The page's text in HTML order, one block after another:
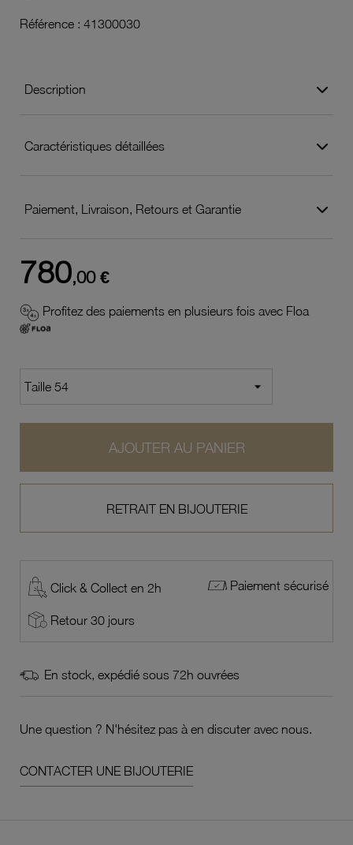
Référence : 41300030
Description
Caractéristiques détaillées
Paiement, Livraison, Retours et Garantie
780,00 €
Profitez des paiements en plusieurs fois avec Floa
AJOUTER AU PANIER
RETRAIT EN BIJOUTERIE
Click & Collect en 2h Paiement sécurisé
Retour 30 jours
En stock, expédié sous 72h ouvrées
Une question ? N'hésitez pas à en discuter avec nous.
CONTACTER UNE BIJOUTERIE